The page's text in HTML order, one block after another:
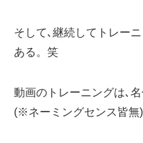
そして､継続してトレー
ある。笑
動画のトレーニングは､
(※ネーミングセンス皆無)